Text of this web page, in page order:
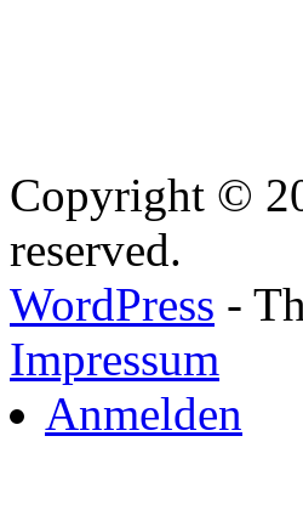
Copyright ©
reserved.
WordPress -
Impressum
Anmelden